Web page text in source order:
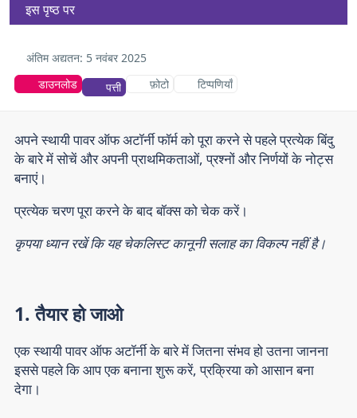
इस पृष्ठ पर
अंतिम अद्यतन: 5 नवंबर 2025
डाउनलोड
पत्ती फ़ोटो टिप्पणियाँ
अपने स्थायी पावर ऑफ अटॉर्नी फॉर्म को पूरा करने से पहले प्रत्येक बिंदु
के बारे में सोचें और अपनी प्राथमिकताओं, प्रश्नों और निर्णयों के नोट्स
बनाएं।
प्रत्येक चरण पूरा करने के बाद बॉक्स को चेक करें।
कृपया ध्यान रखें कि यह चेकलिस्ट कानूनी सलाह का विकल्प नहीं है।
1. तैयार हो जाओ
एक स्थायी पावर ऑफ अटॉर्नी के बारे में जितना संभव हो उतना जानना
इससे पहले कि आप एक बनाना शुरू करें, प्रक्रिया को आसान बना
देगा।